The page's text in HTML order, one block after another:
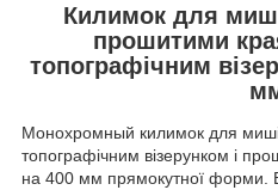
Килимок для
прошитими
топографічним
Монохромный килимок для миші
топографічним візерунком і
на 400 мм прямокутної форми.